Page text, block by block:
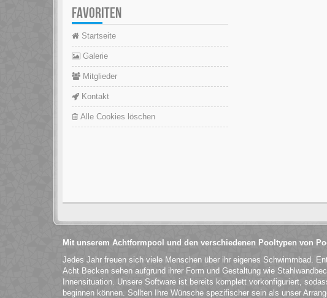
FAVORITEN
Startseite
Galerie
Mitglieder
Kontakt
Alle Cookies löschen
Mit unserem Achtformpool und den verschiedenen Pooltypen von
Jedes Jahr freuen sich viele Menschen über ihr eigenes Schwimmbad.
Acht Becken sehen aufgrund ihrer Form und Gestaltung wie
Innensituation. Unsere Software ist bereits komplett vorkonfiguriert,
beginnen können. Sollten Ihre Wünsche spezifischer sein als unser